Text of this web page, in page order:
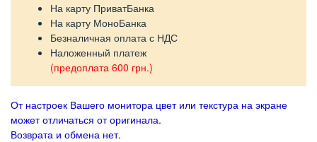
На карту ПриватБанка
На карту МоноБанка
Безналичная оплата с НДС
Наложенный платеж
(предоплата 600 грн.)
От настроек Вашего монитора цвет или текстура на экране
может отличаться от оригинала.
Возврата и обмена нет.